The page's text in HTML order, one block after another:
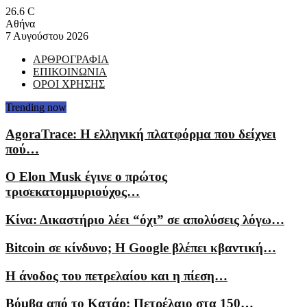
26.6 C
Αθήνα
7 Αυγούστου 2026
ΑΡΘΡΟΓΡΑΦΙΑ
ΕΠΙΚΟΙΝΩΝΙΑ
ΟΡΟΙ ΧΡΗΣΗΣ
Trending now
AgoraTrace: Η ελληνική πλατφόρμα που δείχνει
πού…
Ο Elon Musk έγινε ο πρώτος
τρισεκατομμυριούχος…
Κίνα: Δικαστήριο λέει “όχι” σε απολύσεις λόγω…
Bitcoin σε κίνδυνο; Η Google βλέπει κβαντική…
Η άνοδος του πετρελαίου και η πίεση…
Βόμβα από το Κατάρ: Πετρέλαιο στα 150…